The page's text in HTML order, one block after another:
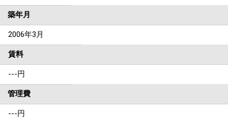
築年月
2006年3月
賃料
---円
管理費
---円